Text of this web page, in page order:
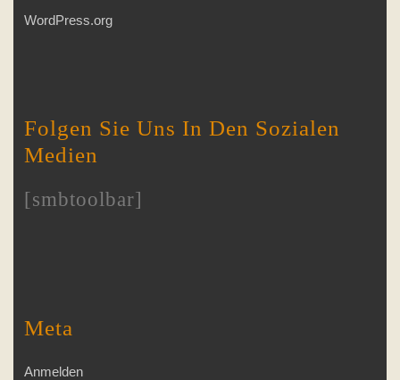
WordPress.org
Folgen Sie Uns In Den Sozialen
Medien
[smbtoolbar]
Meta
Anmelden